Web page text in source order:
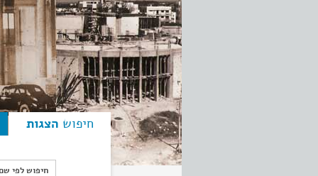
חיפוש הצגות
חיפוש לפי